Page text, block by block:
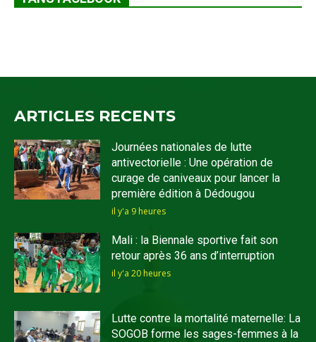
ARTICLES RECENTS
Journées nationales de lutte
antivectorielle : Une opération de
curage de caniveaux pour lancer la
première édition à Dédougou
il y'a 9 heures
Mali : la Biennale sportive fait son
retour après 36 ans d’interruption
il y'a 20 heures
Lutte contre la mortalité maternelle: La
SOGOB forme les sages-femmes à la